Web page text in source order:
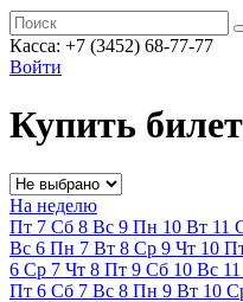
Касса: +7 (3452) 68-77-77
Войти
Купить билет
На неделю
Пт 7 Сб 8 Вс 9 Пн 10 Вт 11
Вс 6 Пн 7 Вт 8 Ср 9 Чт 10
6 Ср 7 Чт 8 Пт 9 Сб 10 Вс 11
Пт 6 Сб 7 Вс 8 Пн 9 Вт 10